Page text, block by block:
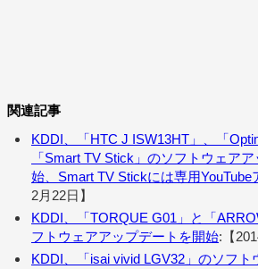
関連記事
KDDI、「HTC J ISW13HT」、「
「Smart TV Stick」のソフトウェア
始、Smart TV Stickには専用YouTube
2月22日】
KDDI、「TORQUE G01」と「
フトウェアアップデートを開始:【
KDDI、「isai vivid LGV32」のソフト